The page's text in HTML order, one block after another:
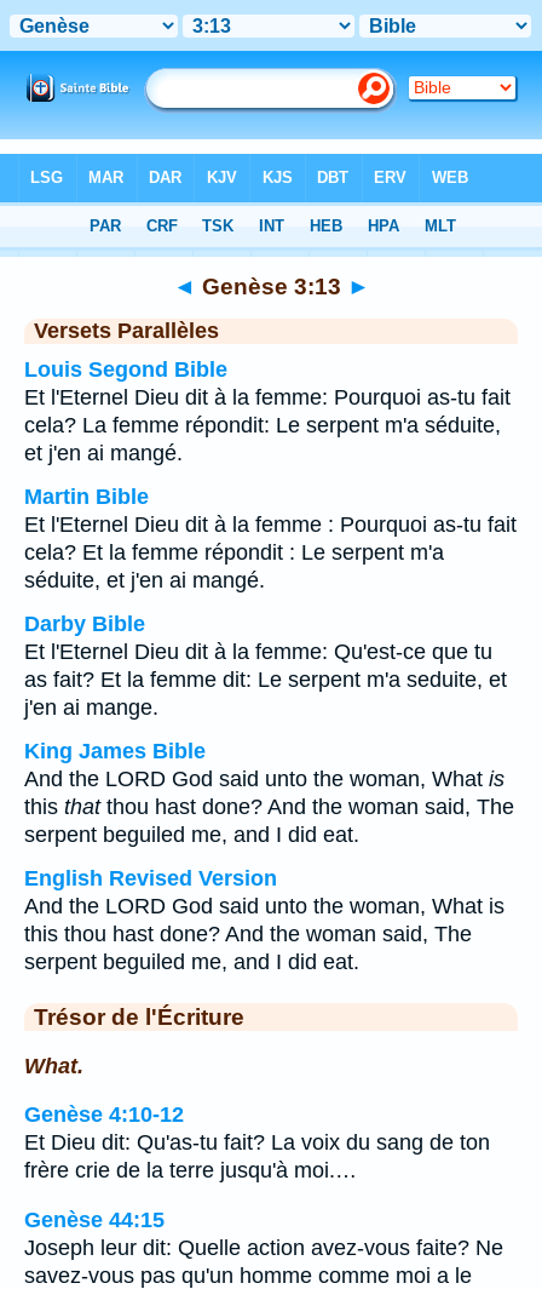
Chapitre 3> Verset 13
◄ Genèse 3:13 ►
Versets Parallèles
Louis Segond Bible
Et l'Eternel Dieu dit à la femme: Pourquoi as-tu fait
cela? La femme répondit: Le serpent m'a séduite,
et j'en ai mangé.
Martin Bible
Et l'Eternel Dieu dit à la femme : Pourquoi as-tu fait
cela? Et la femme répondit : Le serpent m'a
séduite, et j'en ai mangé.
Darby Bible
Et l'Eternel Dieu dit à la femme: Qu'est-ce que tu
as fait? Et la femme dit: Le serpent m'a seduite, et
j'en ai mange.
King James Bible
And the LORD God said unto the woman, What is
this thatthou hast done? And the woman said, The
serpent beguiled me, and I did eat.
English Revised Version
And the LORD God said unto the woman, What is
this thou hast done? And the woman said, The
serpent beguiled me, and I did eat.
Trésor de l'Écriture
What.
Genèse 4:10-12
Et Dieu dit: Qu'as-tu fait? La voix du sang de ton
frère crie de la terre jusqu'à moi.…
Genèse 44:15
Joseph leur dit: Quelle action avez-vous faite? Ne
savez-vous pas qu'un homme comme moi a le